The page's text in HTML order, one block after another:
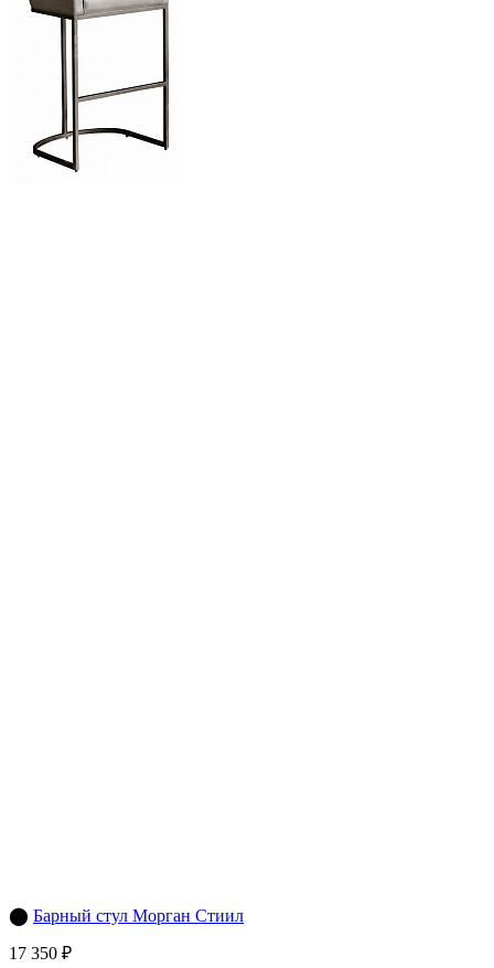
⬤ Барный стул Морган Стиил
17 350 ₽